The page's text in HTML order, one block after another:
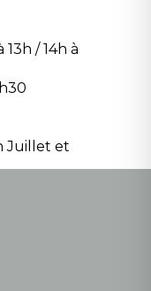
13h / 14h à
Juillet et